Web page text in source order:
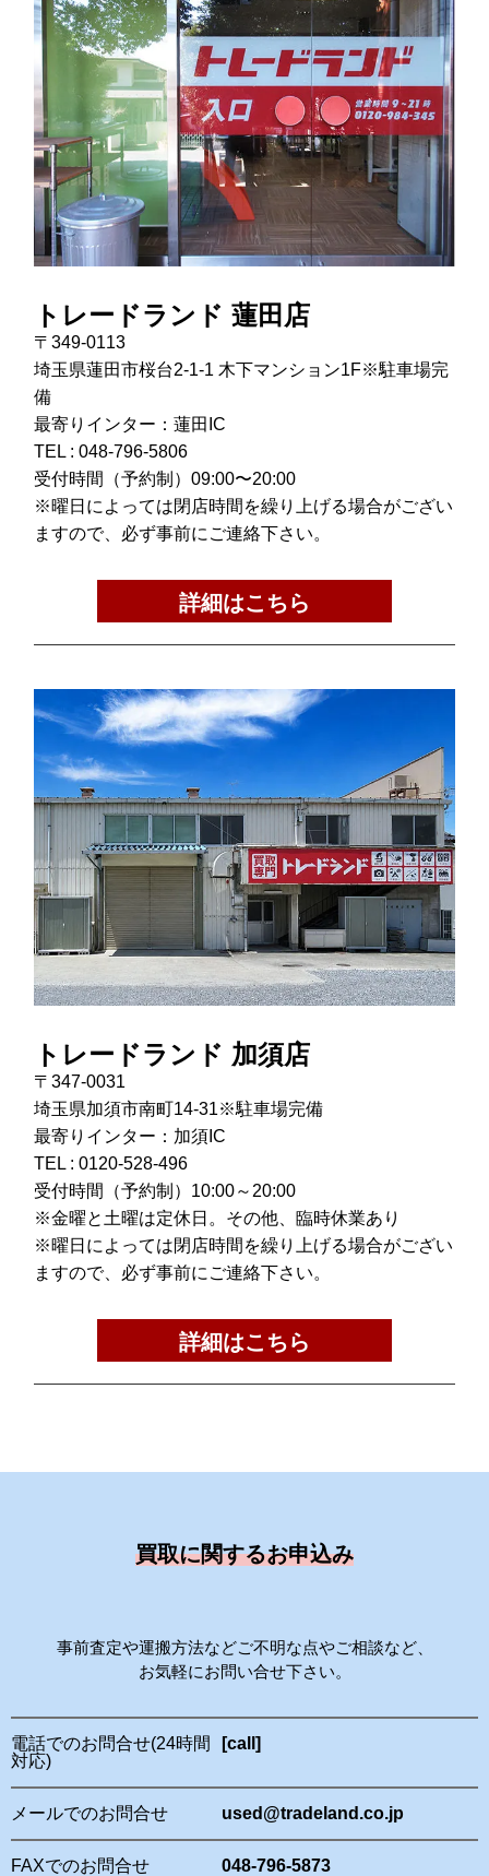
トレードランド 蓮田店
〒349-0113
埼玉県蓮田市桜台2-1-1 木下マンション1F※駐車場完
備
最寄りインター：蓮田IC
TEL : 048-796-5806
受付時間（予約制）09:00〜20:00
※曜日によっては閉店時間を繰り上げる場合がござい
ますので、必ず事前にご連絡下さい。
詳細はこちら
トレードランド 加須店
〒347-0031
埼玉県加須市南町14-31※駐車場完備
最寄りインター：加須IC
TEL : 0120-528-496
受付時間（予約制）10:00～20:00
※金曜と土曜は定休日。その他、臨時休業あり
※曜日によっては閉店時間を繰り上げる場合がござい
ますので、必ず事前にご連絡下さい。
詳細はこちら
買取に関するお申込み
事前査定や運搬方法などご不明な点やご相談など、
お気軽にお問い合せ下さい。
電話でのお問合せ(24時間
対応)
[call]
メールでのお問合せ used@tradeland.co.jp
FAXでのお問合せ 048-796-5873